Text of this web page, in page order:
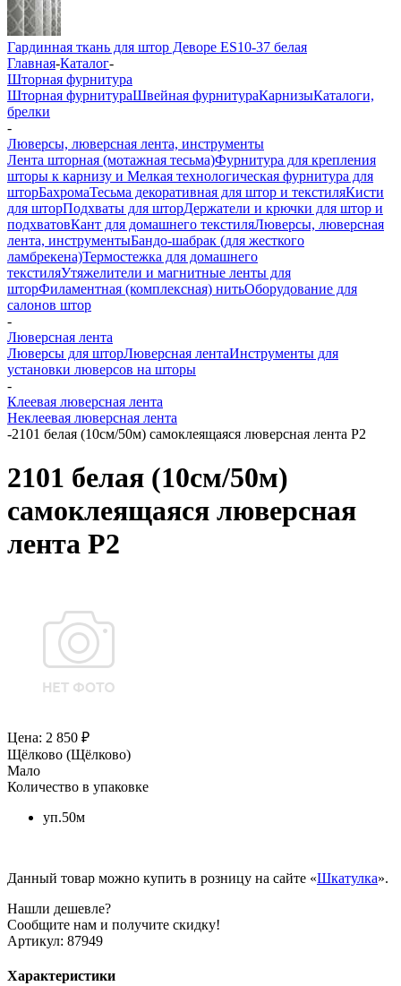
Гардинная ткань для штор Деворе ES10-37 белая
Главная-Каталог-
Шторная фурнитура
Шторная фурнитураШвейная фурнитураКарнизыКаталоги,
брелки
-
Люверсы, люверсная лента, инструменты
Лента шторная (мотажная тесьма)Фурнитура для крепления
шторы к карнизу и Мелкая технологическая фурнитура для
шторБахромаТесьма декоративная для штор и текстиляКисти
для шторПодхваты для шторДержатели и крючки для штор и
подхватовКант для домашнего текстиляЛюверсы, люверсная
лента, инструментыБандо-шабрак (для жесткого
ламбрекена)Термостежка для домашнего
текстиляУтяжелители и магнитные ленты для
шторФиламентная (комплексная) нитьОборудование для
салонов штор
-
Люверсная лента
Люверсы для шторЛюверсная лентаИнструменты для
установки люверсов на шторы
-
Клеевая люверсная лента
Неклеевая люверсная лента
-2101 белая (10см/50м) самоклеящаяся люверсная лента Р2
2101 белая (10см/50м)
самоклеящаяся люверсная
лента Р2
Цена: 2 850 ₽
Щёлково (Щёлково)
Мало
Количество в упаковке
уп.50м
Данный товар можно купить в розницу на сайте «Шкатулка».
Нашли дешевле?
Сообщите нам и получите скидку!
Артикул: 87949
Характеристики